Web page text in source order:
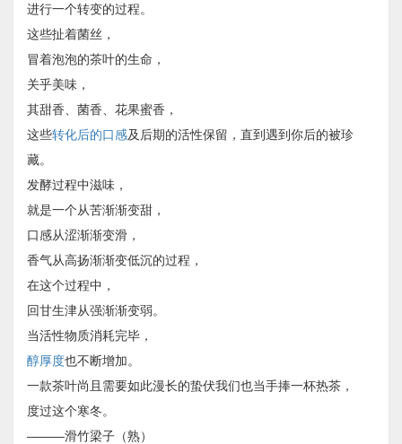
进行一个转变的过程。
这些扯着菌丝，
冒着泡泡的茶叶的生命，
关乎美味，
其甜香、菌香、花果蜜香，
这些转化后的口感及后期的活性保留，直到遇到你后的被珍
藏。
发酵过程中滋味，
就是一个从苦渐渐变甜，
口感从涩渐渐变滑，
香气从高扬渐渐变低沉的过程，
在这个过程中，
回甘生津从强渐渐变弱。
当活性物质消耗完毕，
醇厚度也不断增加。
一款茶叶尚且需要如此漫长的蛰伏我们也当手捧一杯热茶，
度过这个寒冬。
———滑竹梁子（熟）